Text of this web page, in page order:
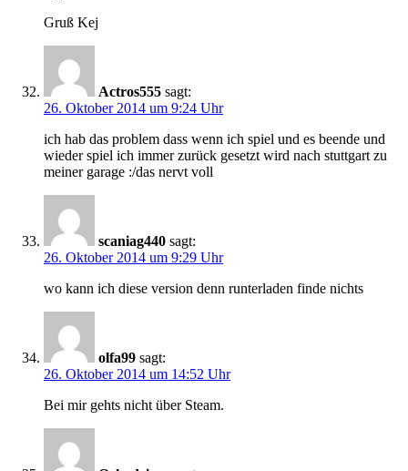
Gruß Kej
Actros555 sagt:
26. Oktober 2014 um 9:24 Uhr
ich hab das problem dass wenn ich spiel und es beende und
wieder spiel ich immer zurück gesetzt wird nach stuttgart zu
meiner garage :/das nervt voll
scaniag440 sagt:
26. Oktober 2014 um 9:29 Uhr
wo kann ich diese version denn runterladen finde nichts
olfa99 sagt:
26. Oktober 2014 um 14:52 Uhr
Bei mir gehts nicht über Steam.